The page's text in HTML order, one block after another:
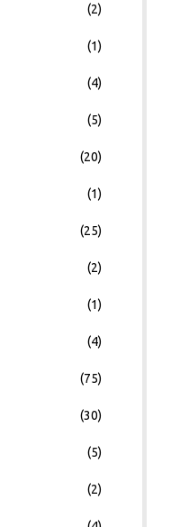
(2)
(1)
(4)
(5)
(20)
(1)
(25)
(2)
(1)
(4)
(75)
(30)
(5)
(2)